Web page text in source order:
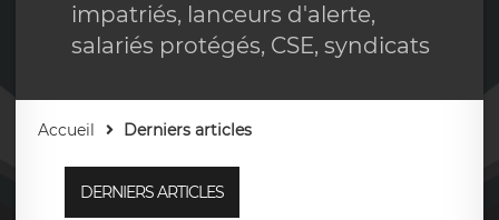
impatriés, lanceurs d'alerte,
salariés protégés, CSE, syndicats
Accueil Derniers articles
DERNIERS ARTICLES